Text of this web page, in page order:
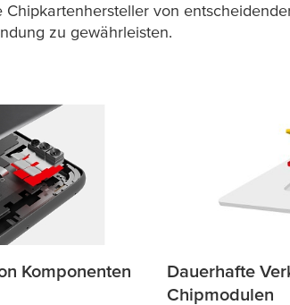
von
zu gewährleisten.
Komponenten
Dauerhafte
Chipmodulen